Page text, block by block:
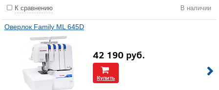
К сравнению В наличии
Оверлок Family ML 645D
42 190 руб.
Купить